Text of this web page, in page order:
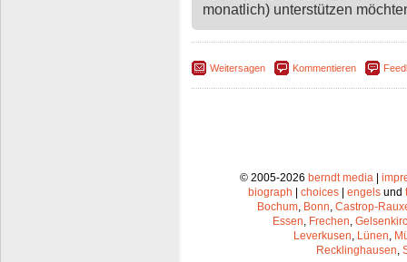
monatlich) unterstützen
Weitersagen Kommentieren
© 2005-2026 berndt media|
biograph | choices | engels und
Bochum, Bonn, Castrop-
Essen, Frechen,
Leverkusen, Lünen,
Recklinghausen,